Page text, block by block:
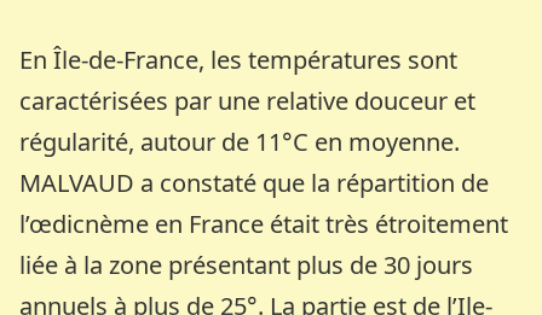
En Île-de-France, les températures sont
caractérisées par une relative douceur et
régularité, autour de 11°C en moyenne.
MALVAUD a constaté que la répartition de
l’œdicnème en France était très étroitement
liée à la zone présentant plus de 30 jours
annuels à plus de 25°. La partie est de l’Ile-